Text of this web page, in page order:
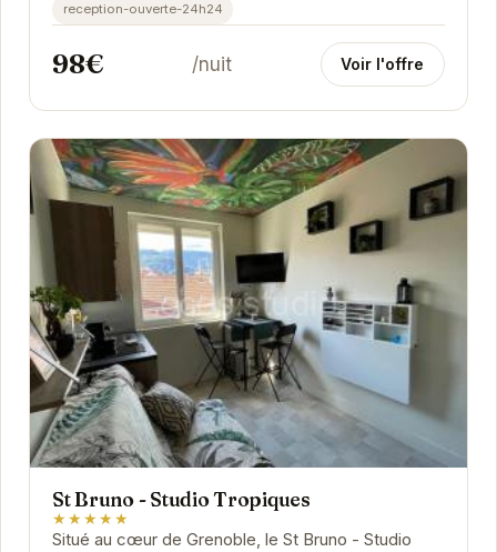
reception-ouverte-24h24
98€ /nuit Voir l'offre
St Bruno - Studio Tropiques
★★★★★
Situé au cœur de Grenoble, le St Bruno - Studio